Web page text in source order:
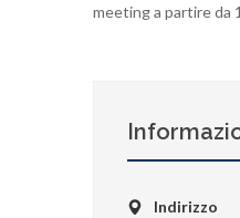
meeting a partire da
Indirizzo